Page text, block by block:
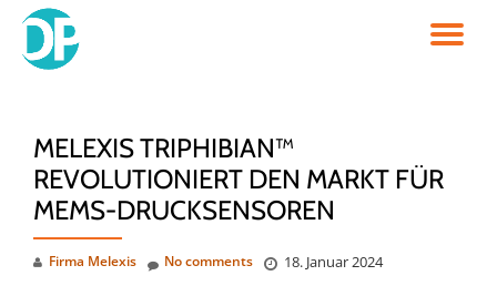
Skip
MELEXIS TRIPHIBIAN™
REVOLUTIONIERT DEN MARKT FÜR
MEMS-DRUCKSENSOREN
Firma Melexis 18. Januar 2024
No comments